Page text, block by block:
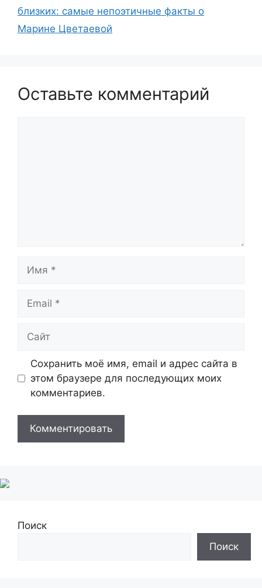
близких: самые непоэтичные факты о
Марине Цветаевой
Оставьте комментарий
Сохранить моё имя, email и адрес сайта в
этом браузере для последующих моих
комментариев.
Поиск
Поиск